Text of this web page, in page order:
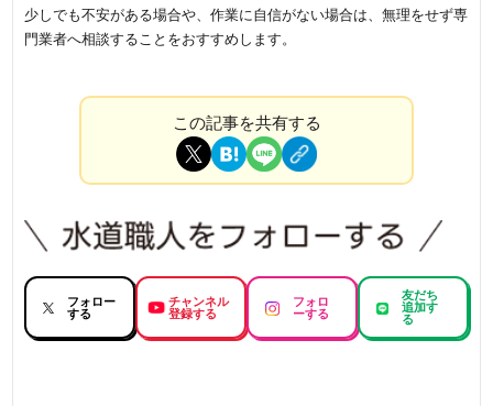
少しでも不安がある場合や、作業に自信がない場合は、無理をせず専
門業者へ相談することをおすすめします。
この記事を共有する
フォロー
する
チャンネル
登録する
フォロ
ーする
友だち
追加す
る